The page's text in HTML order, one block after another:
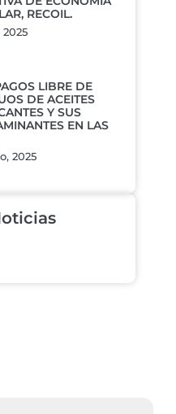
RECOIL.
2025
LIBRE DE
DE ACEITES
Y SUS
EN LAS
2025